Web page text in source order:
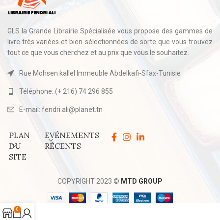
GLS la Grande Librairie Spécialisée vous propose des gammes de
livre très variées et bien sélectionnées de sorte que vous trouvez
tout ce que vous cherchez et au prix que vous le souhaitez.
Rue Mohsen kallel Immeuble Abdelkafi-Sfax-Tunisie
Téléphone: (+ 216) 74 296 855
E-mail: fendri.ali@planet.tn
PLAN
DU
SITE
EVÉNEMENTS
RÉCENTS
COPYRIGHT 2023 © MTD GROUP
0